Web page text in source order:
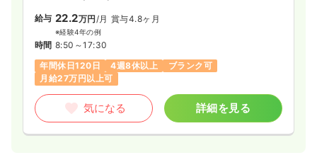
給与 22.2万円 /月 賞与4.8ヶ月
※経験4年の例
時間 8:50～17:30
年間休日120日
4週8休以上
ブランク可
月給27万円以上可
気になる 詳細を見る